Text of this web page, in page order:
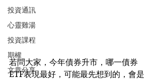
投資通訊
心靈雞湯
投資課程
期權
文章分享
若問大家，今年債券升市，哪一債券
ETF表現最好，可能最先想到的，會是